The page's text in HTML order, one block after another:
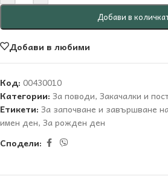
Добави в
Добави в любими
Код: 00430010
Категории: За поводи, Закачалки и
Етикети: За започване и завършване
имен ден, За рожден ден
Сподели: